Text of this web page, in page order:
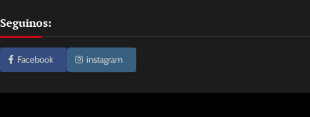
Seguinos:
Facebook instagram